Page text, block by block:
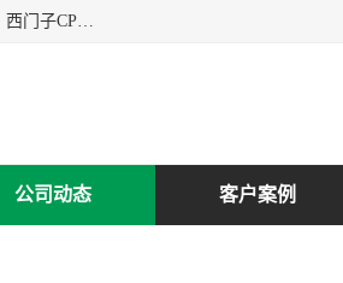
上海诗幕自动化设备有限公司是一家西门子授权分销商；主要负责：德国西门子模块代理商、西门子PLC模块总代理、西门子CPU模块代理商、西门子电缆代理、西门子触摸屏变频器总代理等专销售西门子各系列产品；实体公司，诚信经营，价格优势，品质保证，库存量大，供应！
公司动态 客户案例